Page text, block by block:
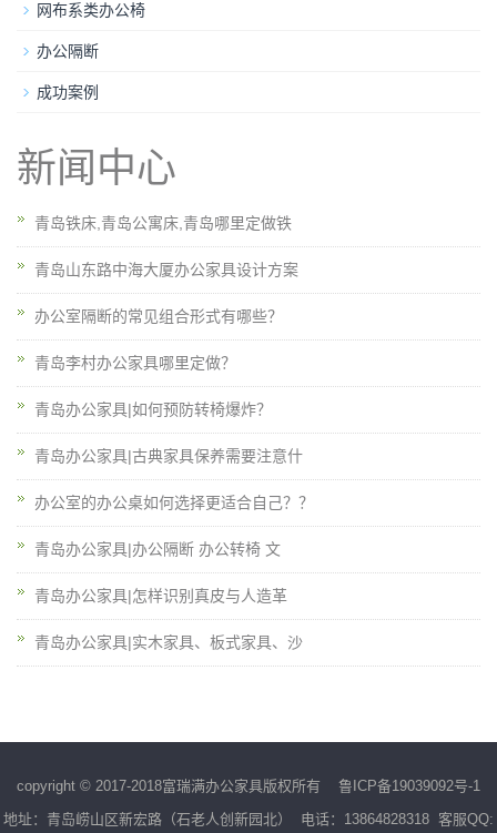
网布系类办公椅
办公隔断
成功案例
新闻中心
青岛铁床,青岛公寓床,青岛哪里定做铁
青岛山东路中海大厦办公家具设计方案
办公室隔断的常见组合形式有哪些？
青岛李村办公家具哪里定做？
青岛办公家具|如何预防转椅爆炸？
青岛办公家具|古典家具保养需要注意什
办公室的办公桌如何选择更适合自己？？
青岛办公家具|办公隔断 办公转椅 文
青岛办公家具|怎样识别真皮与人造革
青岛办公家具|实木家具、板式家具、沙
copyright © 2017-2018富瑞满办公家具版权所有 鲁ICP备19039092号-1
地址：青岛崂山区新宏路（石老人创新园北） 电话：13864828318 客服QQ: